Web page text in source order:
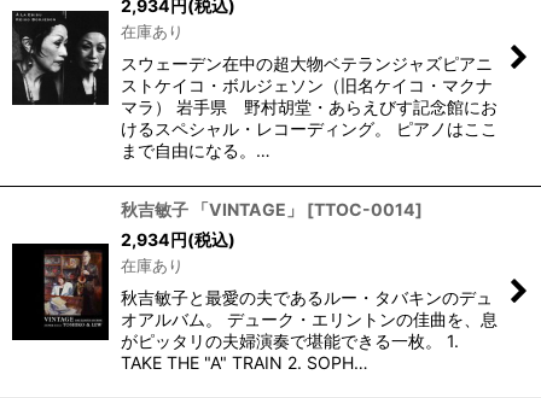
2,934円(税込)
在庫あり
スウェーデン在中の超大物ベテランジャズピアニ
ストケイコ・ボルジェソン（旧名ケイコ・マクナ
マラ） 岩手県 野村胡堂・あらえびす記念館にお
けるスペシャル・レコーディング。 ピアノはここ
まで自由になる。…
秋吉敏子 「VINTAGE」 [TTOC-0014]
2,934円(税込)
在庫あり
秋吉敏子と最愛の夫であるルー・タバキンのデュ
オアルバム。 デューク・エリントンの佳曲を、息
がピッタリの夫婦演奏で堪能できる一枚。 1.
TAKE THE "A" TRAIN 2. SOPH…